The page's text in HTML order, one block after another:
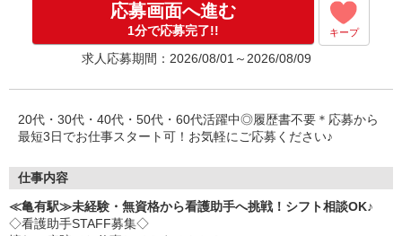
応募画面へ進む
1分で応募完了!! キープ
求人応募期間：2026/08/01～2026/08/09
20代・30代・40代・50代・60代活躍中◎履歴書不要＊応募から
最短3日でお仕事スタート可！お気軽にご応募ください♪
仕事内容
≪亀有駅≫未経験・無資格から看護助手へ挑戦！シフト相談OK♪
◇看護助手STAFF募集◇